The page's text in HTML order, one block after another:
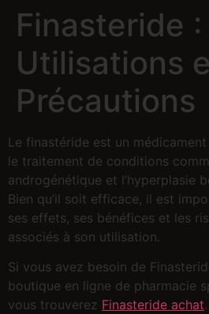
Finasteride
Utilisations
Précautions
Le finastéride est un
le traitement de conditions
androgénétique et l’hyperplasie
Bien qu’il soit efficace, il est
ses effets, ses bénéfices et les
associés à son utilisation.
Si vous avez besoin de
boutique en ligne de pharmacie
vous trouverez Finasteride achat.